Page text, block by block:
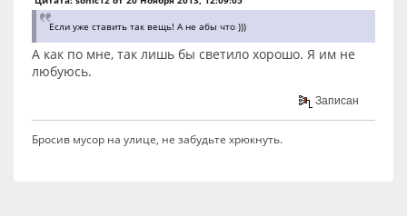
Если уже ставить так вещь! А не абы что )))
А как по мне, так лишь бы светило хорошо. Я им не
любуюсь.
Записан
Бросив мусор на улице, не забудьте хрюкнуть.